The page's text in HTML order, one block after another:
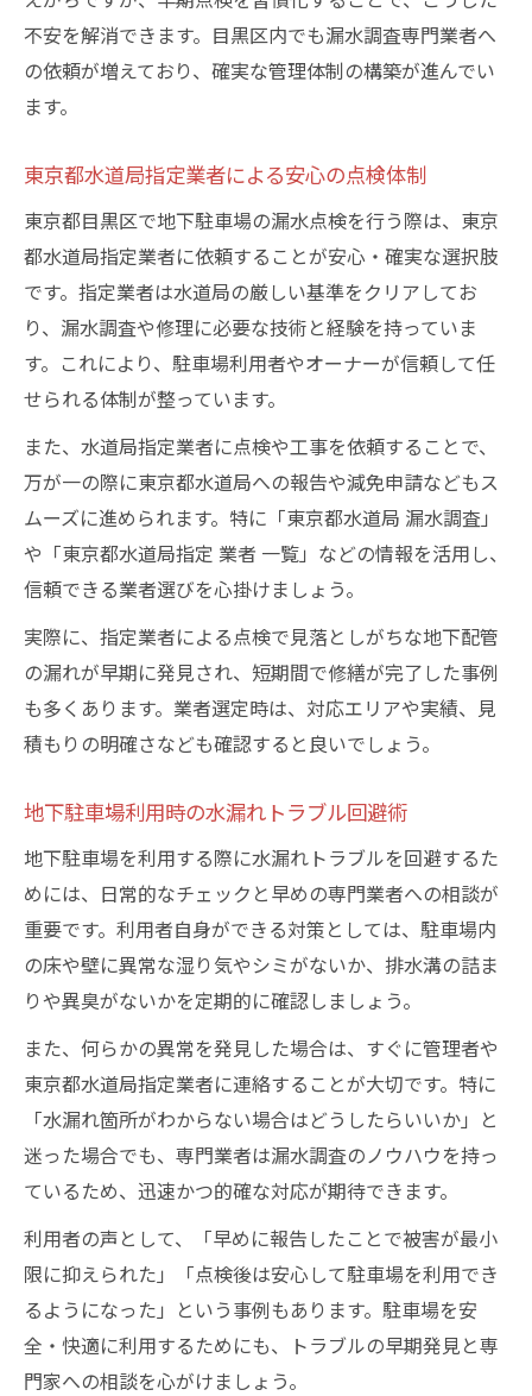
不安を解消できます。目黒区内でも漏水調査専門業者へ
の依頼が増えており、確実な管理体制の構築が進んでい
ます。
東京都水道局指定業者による安心の点検体制
東京都目黒区で地下駐車場の漏水点検を行う際は、東京
都水道局指定業者に依頼することが安心・確実な選択肢
です。指定業者は水道局の厳しい基準をクリアしてお
り、漏水調査や修理に必要な技術と経験を持っていま
す。これにより、駐車場利用者やオーナーが信頼して任
せられる体制が整っています。
また、水道局指定業者に点検や工事を依頼することで、
万が一の際に東京都水道局への報告や減免申請などもス
ムーズに進められます。特に「東京都水道局 漏水調査」
や「東京都水道局指定 業者 一覧」などの情報を活用し、
信頼できる業者選びを心掛けましょう。
実際に、指定業者による点検で見落としがちな地下配管
の漏れが早期に発見され、短期間で修繕が完了した事例
も多くあります。業者選定時は、対応エリアや実績、見
積もりの明確さなども確認すると良いでしょう。
地下駐車場利用時の水漏れトラブル回避術
地下駐車場を利用する際に水漏れトラブルを回避するた
めには、日常的なチェックと早めの専門業者への相談が
重要です。利用者自身ができる対策としては、駐車場内
の床や壁に異常な湿り気やシミがないか、排水溝の詰ま
りや異臭がないかを定期的に確認しましょう。
また、何らかの異常を発見した場合は、すぐに管理者や
東京都水道局指定業者に連絡することが大切です。特に
「水漏れ箇所がわからない場合はどうしたらいいか」と
迷った場合でも、専門業者は漏水調査のノウハウを持っ
ているため、迅速かつ的確な対応が期待できます。
利用者の声として、「早めに報告したことで被害が最小
限に抑えられた」「点検後は安心して駐車場を利用でき
るようになった」という事例もあります。駐車場を安
全・快適に利用するためにも、トラブルの早期発見と専
門家への相談を心がけましょう。